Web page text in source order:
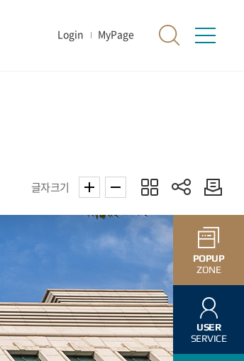
Login MyPage
POPUP
ZONE
USER
SERVICE
글자크기